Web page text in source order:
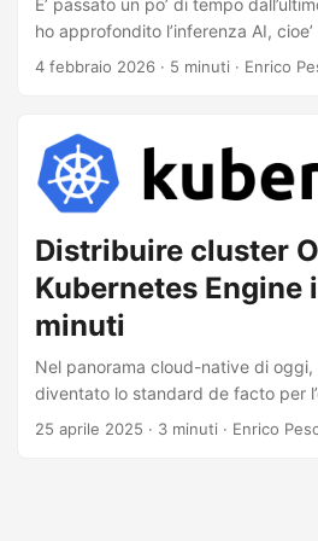
E’ passato un po’ di tempo
ho approfondito l’inferenza AI,
esecuzione dei modelli per
sorprenderti. Dopo molti test su
(OCI), confrontando processori
piu’ recenti chip AMD EPYC, ho
combinazione di ottimizzazioni
compressi puo’ offrire performance
4 febbraio 2026 · 5 minuti · Enrico
Distribuire cluster
Kubernetes Engine
minuti
Nel panorama cloud-native di oggi,
diventato lo standard de facto per
container. Configurare un cluster
richiedere tempo, soprattutto per
nell’ecosistema. OKED (Oracle
e’ una soluzione che semplifica la
25 aprile 2025 · 3 minuti · Enrico